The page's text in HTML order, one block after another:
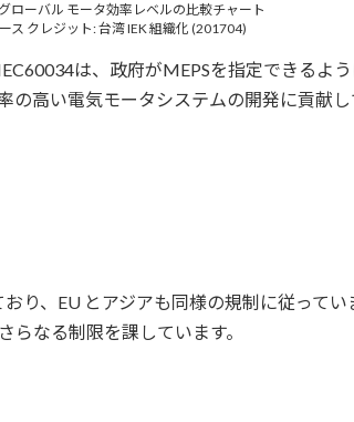
ローバル モータ効率レベルの比較チャート
ス クレジット: 台湾 IEK 組織化 (201704)
は、政府がMEPSを指定できるよ
高い電気モータシステムの開発に貢献し
り、EU とアジアも同様の規制に従って
なる制限を課しています。